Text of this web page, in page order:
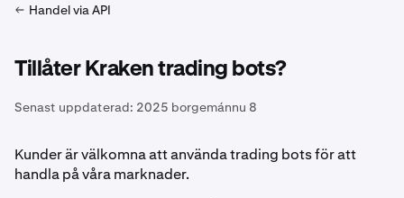
Handel via API
Tillåter Kraken trading bots?
Senast uppdaterad: 2025 borgemánnu 8
Kunder är välkomna att använda trading bots för att
handla på våra marknader.